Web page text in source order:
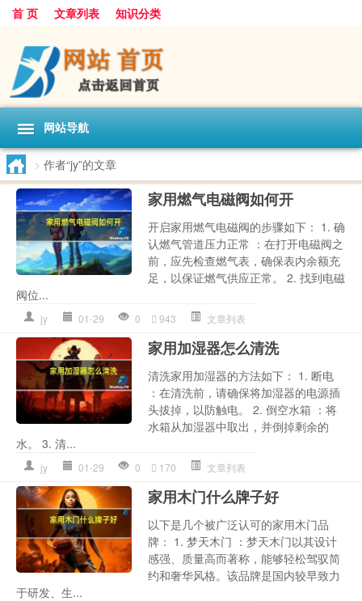
首 页 文章列表 知识分类
网站导航
> 作者“jy”的文章
家用燃气电磁阀如何开
开启家用燃气电磁阀的步骤如下： 1. 确
认燃气管道压力正常 ：在打开电磁阀之
前，应先检查燃气表，确保表内余额充
足，以保证燃气供应正常。 2. 找到电磁
阀位...
jy 01-29 0 943 文章列表
家用加湿器怎么清洗
清洗家用加湿器的方法如下： 1. 断电
：在清洗前，请确保将加湿器的电源插
头拔掉，以防触电。 2. 倒空水箱 ：将
水箱从加湿器中取出，并倒掉剩余的
水。 3. 清...
jy 01-29 0 170 文章列表
家用木门什么牌子好
以下是几个被广泛认可的家用木门品
牌： 1. 梦天木门 ：梦天木门以其设计
感强、质量高而著称，能够轻松驾驭简
约和奢华风格。该品牌是国内较早致力
于研发、生...